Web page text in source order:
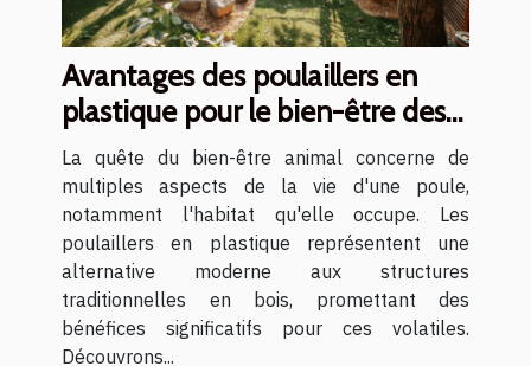
Avantages des poulaillers en
plastique pour le bien-être des
poules
La quête du bien-être animal concerne de
multiples aspects de la vie d'une poule,
notamment l'habitat qu'elle occupe. Les
poulaillers en plastique représentent une
alternative moderne aux structures
traditionnelles en bois, promettant des
bénéfices significatifs pour ces volatiles.
Découvrons...